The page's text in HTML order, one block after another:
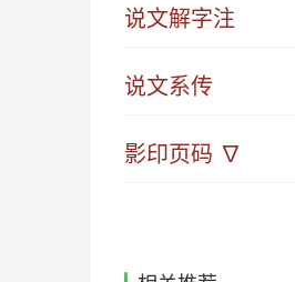
说文解字注
说文系传
影印页码 ∇